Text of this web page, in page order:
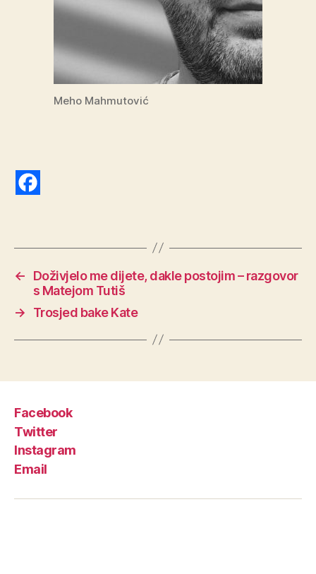
Meho Mahmutović
←
Doživjelo me dijete, dakle postojim – razgovor
s Matejom Tutiš
→
Trosjed bake Kate
Facebook
Twitter
Instagram
Email